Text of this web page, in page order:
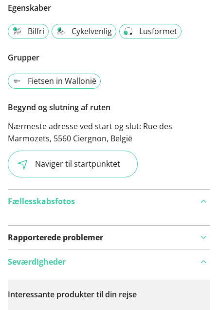
Egenskaber
Bilfri Cykelvenlig Lusformet
Grupper
Fietsen in Wallonië
Begynd og slutning af ruten
Nærmeste adresse ved start og slut: Rue des
Marmozets, 5560 Ciergnon, België
Naviger til startpunktet
Fællesskabsfotos
Rapporterede problemer
Se på kort
Seværdigheder
Interessante produkter til din rejse